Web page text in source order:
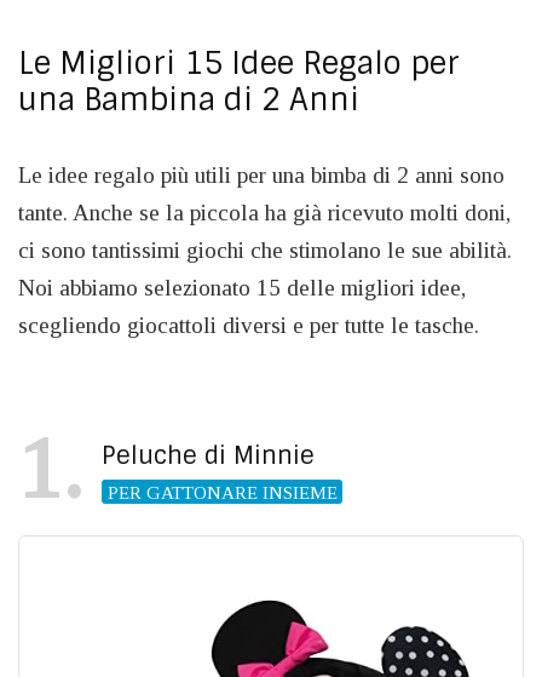
Le Migliori 15 Idee Regalo per
una Bambina di 2 Anni
Le idee regalo più utili per una bimba di 2 anni sono
tante. Anche se la piccola ha già ricevuto molti doni,
ci sono tantissimi giochi che stimolano le sue abilità.
Noi abbiamo selezionato 15 delle migliori idee,
scegliendo giocattoli diversi e per tutte le tasche.
1 Peluche di Minnie
PER GATTONARE INSIEME